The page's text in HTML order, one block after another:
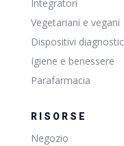
Integratori
Vegetariani e vegani
Dispositivi
Igiene e benessere
Parafarmacia
RISORSE
Negozio